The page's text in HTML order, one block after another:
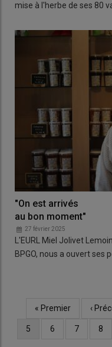
mise à l'herbe de ses 80
"On est arrivés
au bon moment"
27 février 2025
L'EURL Miel Jolivet
BPGO, nous a ouvert ses
Première
« Premier
Page
‹
Page
5 Page
6 Page
7 8